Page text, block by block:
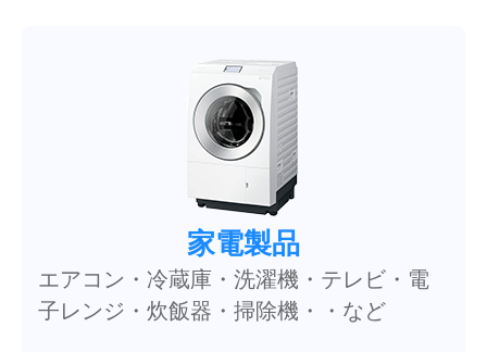
家電製品
エアコン・冷蔵庫・洗濯機・テレビ・電
子レンジ・炊飯器・掃除機・・など